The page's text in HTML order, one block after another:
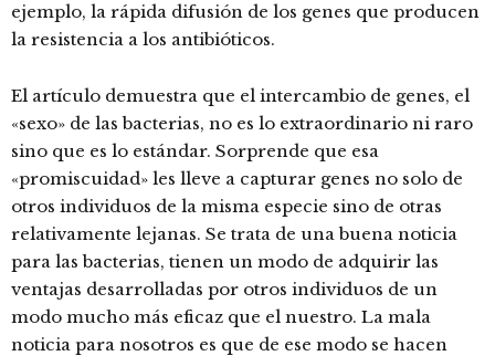
ejemplo, la rápida difusión de los genes que producen
la resistencia a los antibióticos.
El artículo demuestra que el intercambio de genes, el
«sexo» de las bacterias, no es lo extraordinario ni raro
sino que es lo estándar. Sorprende que esa
«promiscuidad» les lleve a capturar genes no solo de
otros individuos de la misma especie sino de otras
relativamente lejanas. Se trata de una buena noticia
para las bacterias, tienen un modo de adquirir las
ventajas desarrolladas por otros individuos de un
modo mucho más eficaz que el nuestro. La mala
noticia para nosotros es que de ese modo se hacen